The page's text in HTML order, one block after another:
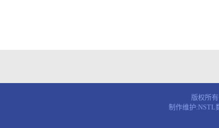
版权所
制作维护:NSTL